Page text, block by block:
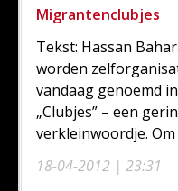
Migrantenclubjes
18-04-2012 | 23:31
Tekst: Hassan
worden
vandaag genoemd
„Clubjes” – een
verkleinwoordje.